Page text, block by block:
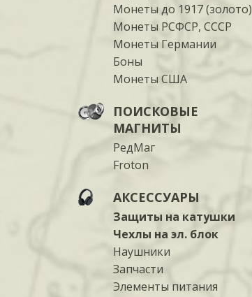
Монеты до 1917 (золото)
Монеты РСФСР, СССР
Монеты Германии
Боны
Монеты США
ПОИСКОВЫЕ
МАГНИТЫ
РедМаг
Froton
АКСЕССУАРЫ
Защиты на катушки
Чехлы на эл. блок
Наушники
Запчасти
Элементы питания